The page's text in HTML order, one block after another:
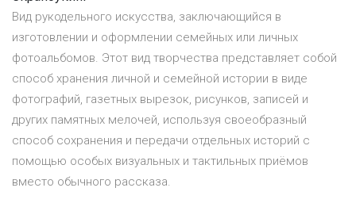
Вид рукодельного искусства, заключающийся в
изготовлении и оформлении семейных или личных
фотоальбомов. Этот вид творчества представляет собой
способ хранения личной и семейной истории в виде
фотографий, газетных вырезок, рисунков, записей и
других памятных мелочей, используя своеобразный
способ сохранения и передачи отдельных историй с
помощью особых визуальных и тактильных приёмов
вместо обычного рассказа.